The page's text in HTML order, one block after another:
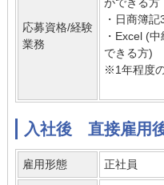
応募資格/経験
業務
・日商簿
・Excel (
できる方)
※1年程度
入社後 直接雇用
雇用形態 正社員